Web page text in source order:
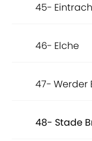
45-
46- Elche
47- Werder
48- Stade